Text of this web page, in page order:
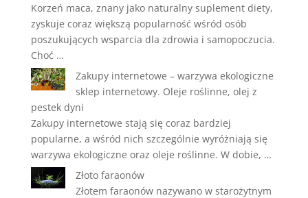
Korzeń maca, znany jako naturalny suplement diety,
zyskuje coraz większą popularność wśród osób
poszukujących wsparcia dla zdrowia i samopoczucia.
Choć …
Zakupy internetowe – warzywa ekologiczne
sklep internetowy. Oleje roślinne, olej z
pestek dyni
Zakupy internetowe stają się coraz bardziej
popularne, a wśród nich szczególnie wyróżniają się
warzywa ekologiczne oraz oleje roślinne. W dobie, …
Złoto faraonów
Złotem faraonów nazywano w starożytnym